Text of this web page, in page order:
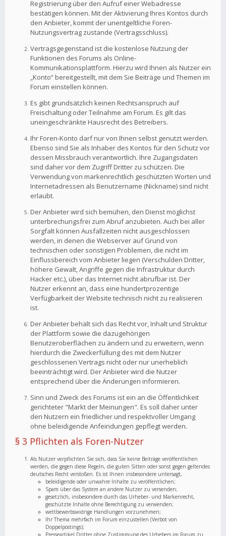
Registrierung über den Aufruf einer Webadresse
bestätigen können. Mit der Aktivierung Ihres Kontos durch
den Anbieter, kommt der unentgeltliche Foren-
Nutzungsvertrag zustande (Vertragsschluss).
Vertragsgegenstand ist die kostenlose Nutzung der
Funktionen des Forums als Online-
Kommunikationsplattform. Hierzu wird Ihnen als Nutzer ein
„Konto“ bereitgestellt, mit dem Sie Beiträge und Themen im
Forum einstellen können.
Es gibt grundsätzlich keinen Rechtsanspruch auf
Freischaltung oder Teilnahme am Forum. Es gilt das
uneingeschränkte Hausrecht des Betreibers.
Ihr Foren-Konto darf nur von Ihnen selbst genutzt werden.
Ebenso sind Sie als Inhaber des Kontos für den Schutz vor
dessen Missbrauch verantwortlich. Ihre Zugangsdaten
sind daher vor dem Zugriff Dritter zu schützen. Die
Verwendung von markenrechtlich geschützten Worten und
Internetadressen als Benutzername (Nickname) sind nicht
erlaubt.
Der Anbieter wird sich bemühen, den Dienst möglichst
unterbrechungsfrei zum Abruf anzubieten. Auch bei aller
Sorgfalt können Ausfallzeiten nicht ausgeschlossen
werden, in denen die Webserver auf Grund von
technischen oder sonstigen Problemen, die nicht im
Einflussbereich vom Anbieter liegen (Verschulden Dritter,
höhere Gewalt, Angriffe gegen die Infrastruktur durch
Hacker etc.), über das Internet nicht abrufbar ist. Der
Nutzer erkennt an, dass eine hundertprozentige
Verfügbarkeit der Website technisch nicht zu realisieren
ist.
Der Anbieter behält sich das Recht vor, Inhalt und Struktur
der Plattform sowie die dazugehörigen
Benutzeroberflächen zu ändern und zu erweitern, wenn
hierdurch die Zweckerfüllung des mit dem Nutzer
geschlossenen Vertrags nicht oder nur unerheblich
beeinträchtigt wird. Der Anbieter wird die Nutzer
entsprechend über die Änderungen informieren.
Sinn und Zweck des Forums ist ein an die Öffentlichkeit
gerichteter "Markt der Meinungen". Es soll daher unter
den Nutzern ein friedlicher und respektvoller Umgang
ohne beleidigende Anfeindungen gepflegt werden.
§ 3 Pflichten als Foren-Nutzer
Als Nutzer verpflichten Sie sich, dass Sie keine Beiträge veröffentlichen
werden, die gegen diese Regeln, die guten Sitten oder sonst gegen geltendes
deutsches Recht verstoßen. Es ist Ihnen insbesondere untersagt,
beleidigende oder unwahre Inhalte zu veröffentlichen;
Spam über das System an andere Nutzer zu versenden;
gesetzlich, insbesondere durch das Urheber- und Markenrecht,
geschützte Inhalte ohne Berechtigung zu verwenden;
wettbewerbswidrige Handlungen vorzunehmen;
Ihr Thema mehrfach im Forum einzustellen (Verbot von
Doppelpostings);
Presseartikel Dritter ohne Zustimmung des Urhebers im Forum zu